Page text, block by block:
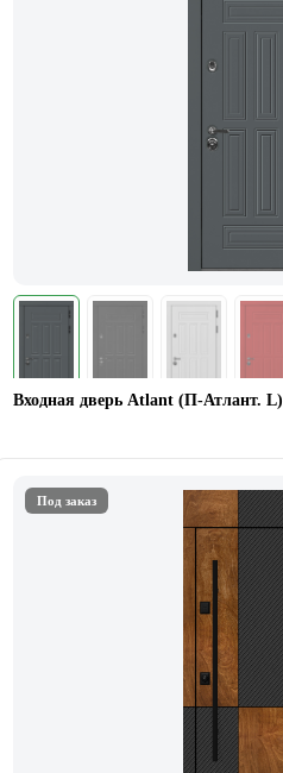
Входная дверь Atlant (П-Атлант. L)
Под заказ